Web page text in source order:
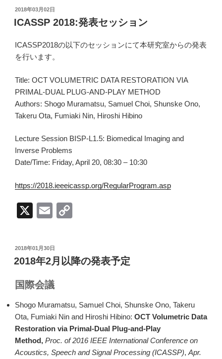
ail
y
n
投
稿
日:
2018年03月02日
ICASSP 2018:発表セッション
ICASSP2018の以下のセッションにて本研究室からの発表
を行います。
Title: OCT VOLUMETRIC DATA RESTORATION VIA
PRIMAL-DUAL PLUG-AND-PLAY METHOD
Authors: Shogo Muramatsu, Samuel Choi, Shunske Ono,
Takeru Ota, Fumiaki Nin, Hiroshi Hibino
Lecture Session BISP-L1.5: Biomedical Imaging and
Inverse Problems
Date/Time: Friday, April 20, 08:30 – 10:30
https://2018.ieeeicassp.org/RegularProgram.asp
X
E
ail
y
k
投
稿
日:
2018年01月30日
2018年2月以降の発表予定
国際会議
Shogo Muramatsu, Samuel Choi, Shunske Ono, Takeru
Ota, Fumiaki Nin and Hiroshi Hibino: OCT Volumetric Data
Restoration via Primal-Dual Plug-and-Play
Method, Proc. of 2016 IEEE International Conference on
Acoustics, Speech and Signal Processing (ICASSP), Apr.